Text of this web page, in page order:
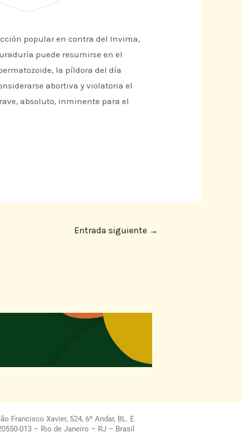
popular en contra del Invima,
puede resumirse en el
la píldora del día
abortiva y violatoria el
absoluto, inminente para el
Entrada siguiente →
Francisco Xavier, 524, 6º Andar, BL. E
013 – Rio de Janeiro – RJ – Brasil